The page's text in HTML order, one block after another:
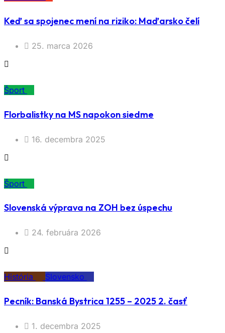
Keď sa spojenec mení na riziko: Maďarsko čelí
25. marca 2026
Šport
Florbalistky na MS napokon siedme
16. decembra 2025
Šport
Slovenská výprava na ZOH bez úspechu
24. februára 2026
História Slovensko
Pecník: Banská Bystrica 1255 – 2025 2. časť
1. decembra 2025